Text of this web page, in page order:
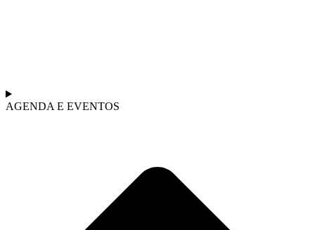
AGENDA E EVENTOS